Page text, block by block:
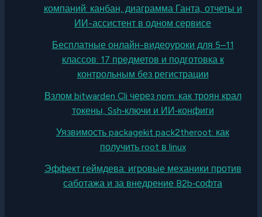
компаний: канбан, диаграмма Ганта, отчеты и
ИИ-ассистент в одном сервисе
Бесплатные онлайн-видеоуроки для 5–11
классов: 17 предметов и подготовка к
контрольным без регистрации
Взлом bitwarden Cli через npm: как троян крал
токены, Ssh‑ключи и ИИ‑конфиги
Уязвимость packagekit pack2theroot: как
получить root в linux
Эффект геймдева: игровые механики против
саботажа и за внедрение B2b‑софта